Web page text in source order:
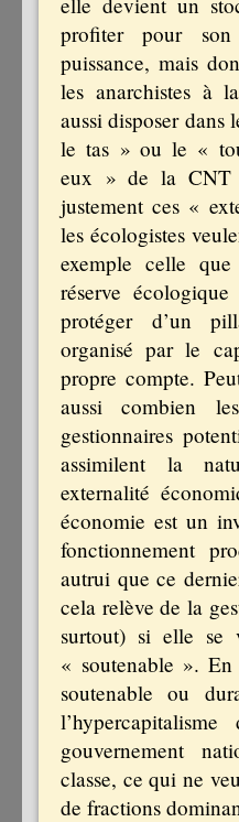
profiter pour
puissance, mais
les anarchistes à
aussi disposer dans
le tas » ou le «
eux » de la CNT
justement ces «
les écologistes
exemple celle que
réserve
protéger d’un
organisé par le
propre compte.
aussi combien
gestionnaires
assimilent la
externalité
économie est un
fonctionnement
autrui que ce
cela relève de la
surtout) si elle se
« soutenable ».
soutenable ou
gouvernement
classe, ce qui ne
de fractions